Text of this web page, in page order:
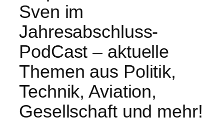
Sven im
Jahresabschluss-
PodCast – aktuelle
Themen aus Politik,
Technik, Aviation,
Gesellschaft und mehr!